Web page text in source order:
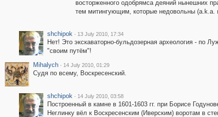
восторженного одобрямса деяний нынешних
тем митингующим, которые недовольны
shchipok · 13 July 2010, 17:34
Нет! Это экскаваторно-бульдозерная археология - по
"своим путём"!
Mihalych · 14 July 2010, 01:29
Судя по всему, Воскресенский.
shchipok · 14 July 2010, 03:58
Построенный в камне в 1601-1603 гг. при Борисе
Неглинку вёл к Воскресенским (Иверским) воротам в